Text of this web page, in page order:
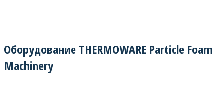
Оборудование THERMOWARE Particle Foam
Machinery